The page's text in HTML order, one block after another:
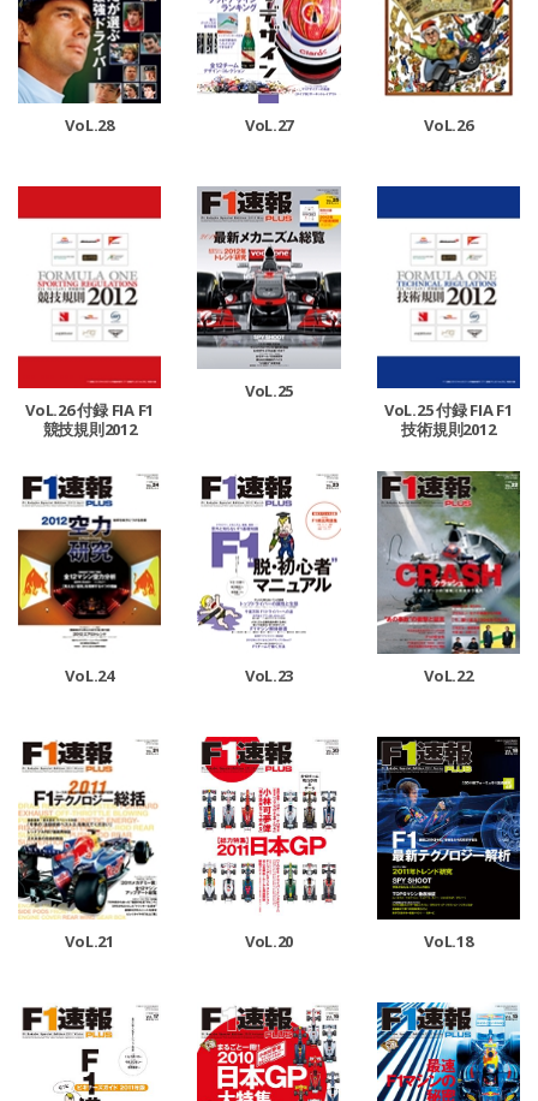
VoL.28 VoL.27 VoL.26
VoL.26 付録 FIA F1
競技規則2012
VoL.25
VoL.25 付録 FIA F1
技術規則2012
VoL.24 VoL.23 VoL.22
VoL.21 VoL.20 VoL.18